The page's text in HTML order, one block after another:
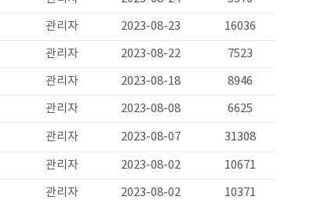
관리자 2023-08-23 16036
관리자 2023-08-22 7523
관리자 2023-08-18 8946
관리자 2023-08-08 6625
관리자 2023-08-07 31308
관리자 2023-08-02 10671
관리자 2023-08-02 10371